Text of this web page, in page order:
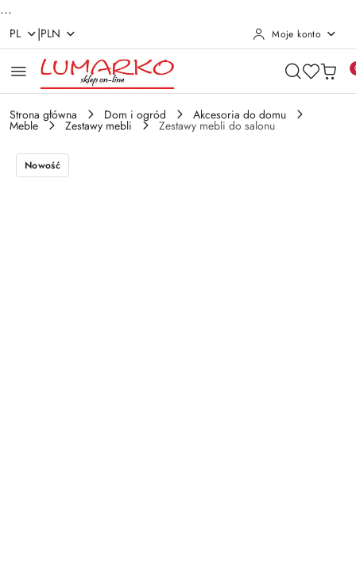
...
Przejdź do treści głównej
Przejdź do wyszukiwarki
Przejdź do moje konto
Przejdź do menu głównego
Przejdź do opisu produktu
Przejdź do stopki
PL |PLN Moje konto
Strona główna Dom i ogród Akcesoria do domu
Meble Zestawy mebli Zestawy mebli do salonu
Nowość